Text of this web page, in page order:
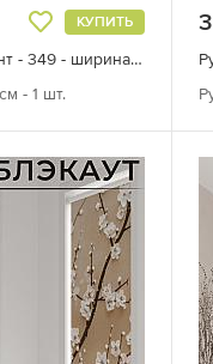
КУПИТЬ
Рулонная штора «Лертонт - 349 - ширина 62 см»
- 1 шт.